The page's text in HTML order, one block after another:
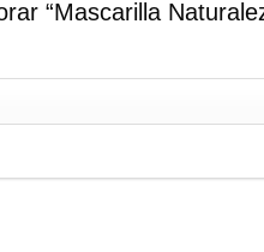
“Mascarilla